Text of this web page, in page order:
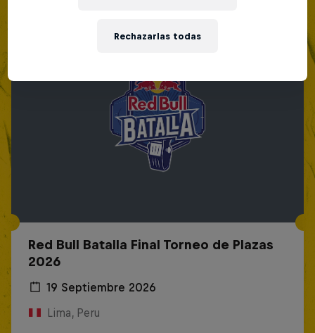
Red Bull Batalla Final Torneo de Plazas
2026
19 Septiembre 2026
Lima, Peru
Rechazarlas todas